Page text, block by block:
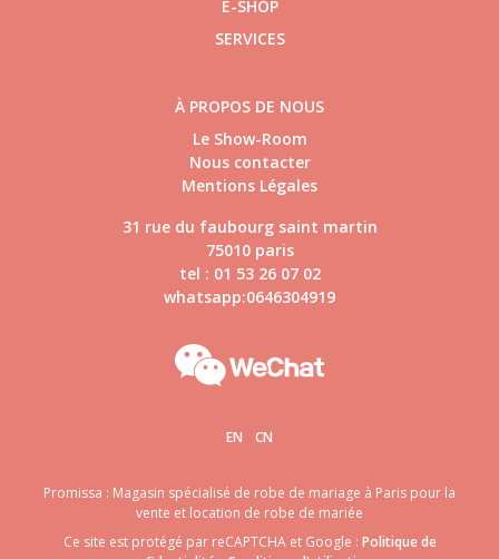
E-SHOP
SERVICES
À PROPOS DE NOUS
Le Show-Room
Nous contacter
Mentions Légales
31 rue du faubourg saint martin
75010 paris
tel : 01 53 26 07 02
whatsapp:0646304919
EN CN
Promissa : Magasin spécialisé de robe de mariage à Paris pour la
vente et location de robe de mariée
Ce site est protégé par reCAPTCHA et Google : Politique de